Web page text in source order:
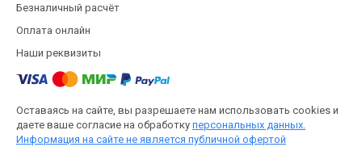
Безналичный расчёт
Оплата онлайн
Наши реквизиты
Оставаясь на сайте, вы разрешаете нам использовать cookies и
даете ваше согласие на обработку персональных данных.
Информация на сайте не является публичной офертой